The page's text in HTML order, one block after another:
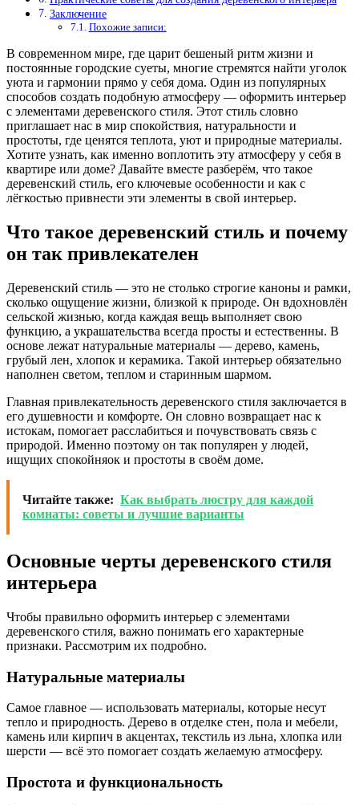
Заключение
Похожие записи:
В современном мире, где царит бешеный ритм жизни и
постоянные городские суеты, многие стремятся найти уголок
уюта и гармонии прямо у себя дома. Один из популярных
способов создать подобную атмосферу — оформить интерьер
с элементами деревенского стиля. Этот стиль словно
приглашает нас в мир спокойствия, натуральности и
простоты, где ценятся теплота, уют и природные материалы.
Хотите узнать, как именно воплотить эту атмосферу у себя в
квартире или доме? Давайте вместе разберём, что такое
деревенский стиль, его ключевые особенности и как с
лёгкостью привнести эти элементы в свой интерьер.
Что такое деревенский стиль и почему
он так привлекателен
Деревенский стиль — это не столько строгие каноны и рамки,
сколько ощущение жизни, близкой к природе. Он вдохновлён
сельской жизнью, когда каждая вещь выполняет свою
функцию, а украшательства всегда просты и естественны. В
основе лежат натуральные материалы — дерево, камень,
грубый лен, хлопок и керамика. Такой интерьер обязательно
наполнен светом, теплом и старинным шармом.
Главная привлекательность деревенского стиля заключается в
его душевности и комфорте. Он словно возвращает нас к
истокам, помогает расслабиться и почувствовать связь с
природой. Именно поэтому он так популярен у людей,
ищущих спокойняок и простоты в своём доме.
Читайте также: Как выбрать люстру для каждой
комнаты: советы и лучшие варианты
Основные черты деревенского стиля
интерьера
Чтобы правильно оформить интерьер с элементами
деревенского стиля, важно понимать его характерные
признаки. Рассмотрим их подробно.
Натуральные материалы
Самое главное — использовать материалы, которые несут
тепло и природность. Дерево в отделке стен, пола и мебели,
камень или кирпич в акцентах, текстиль из льна, хлопка или
шерсти — всё это помогает создать желаемую атмосферу.
Простота и функциональность